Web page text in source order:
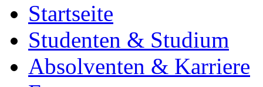
Startseite
Studenten & Studium
Absolventen & Karriere